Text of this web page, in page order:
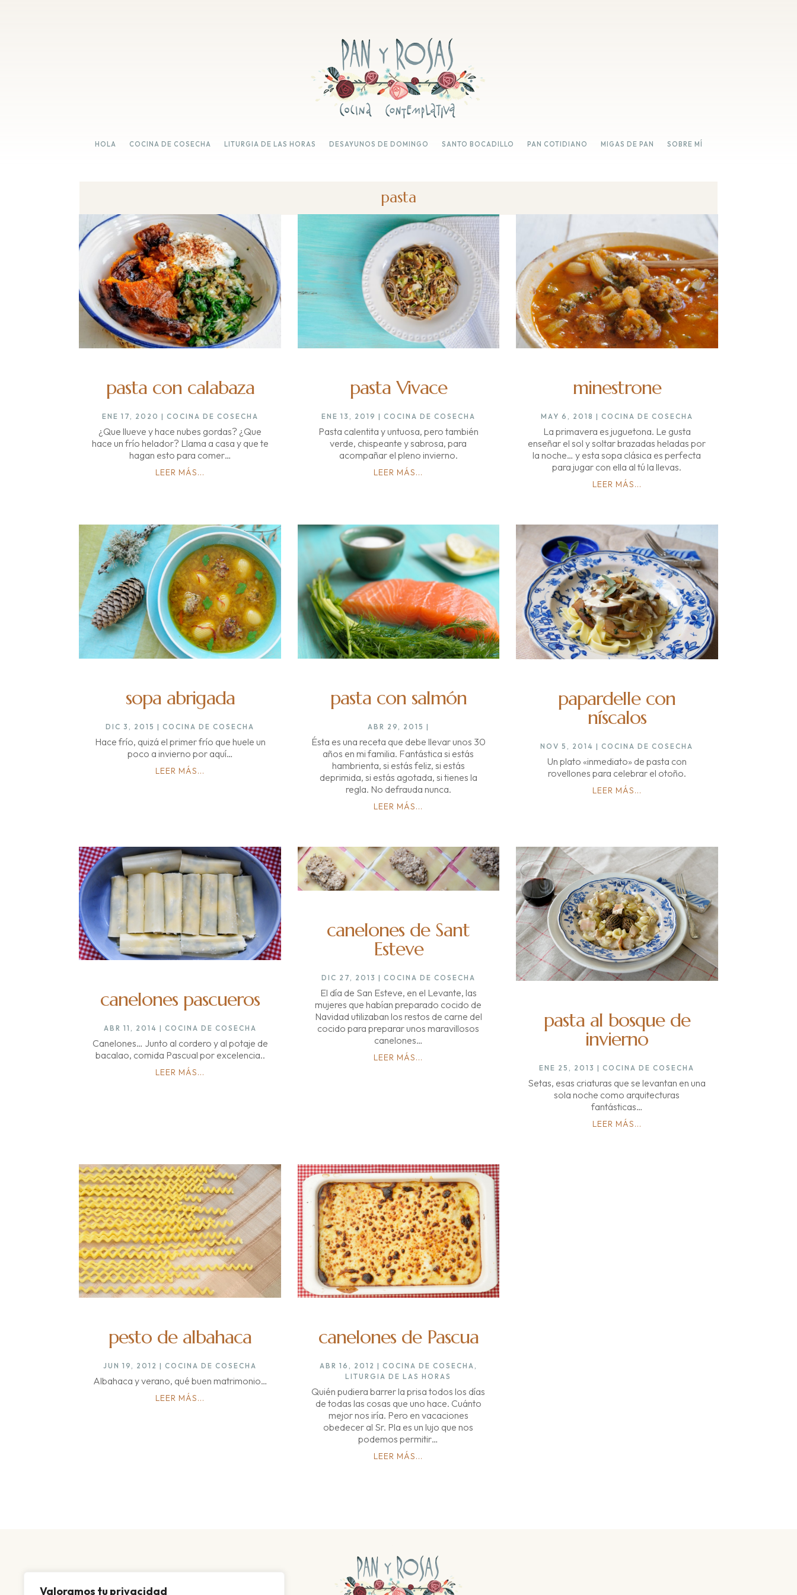
Valoramos tu privacidad
HOLA COCINA DE COSECHA LITURGIA DE LAS HORAS DESAYUNOS DE DOMINGO SANTO BOCADILLO PAN COTIDIANO MIGAS DE PAN SOBRE MÍ
pasta
pasta con calabaza
ENE 17, 2020 | COCINA DE COSECHA
¿Que llueve y hace nubes gordas? ¿Que
hace un frío helador? Llama a casa y que te
hagan esto para comer…
LEER MÁS...
pasta Vivace
ENE 13, 2019 | COCINA DE COSECHA
Pasta calentita y untuosa, pero también
verde, chispeante y sabrosa, para
acompañar el pleno invierno.
LEER MÁS...
minestrone
MAY 6, 2018 | COCINA DE COSECHA
La primavera es juguetona. Le gusta
enseñar el sol y soltar brazadas heladas por
la noche… y esta sopa clásica es perfecta
para jugar con ella al tú la llevas.
LEER MÁS...
sopa abrigada
DIC 3, 2015 |COCINA DE COSECHA
Hace frío, quizá el primer frío que huele un
poco a invierno por aquí…
LEER MÁS...
pasta con salmón
ABR 29, 2015 |
Ésta es una receta que debe llevar unos 30
años en mi familia. Fantástica si estás
hambrienta, si estás feliz, si estás
deprimida, si estás agotada, si tienes la
regla. No defrauda nunca.
LEER MÁS...
papardelle con
níscalos
NOV 5, 2014 |COCINA DE COSECHA
Un plato «inmediato» de pasta con
rovellones para celebrar el otoño.
LEER MÁS...
canelones pascueros
ABR 11, 2014 | COCINA DE COSECHA
Canelones… Junto al cordero y al potaje de
bacalao, comida Pascual por excelencia..
LEER MÁS...
canelones de Sant
Esteve
DIC 27, 2013 | COCINA DE COSECHA
El día de San Esteve, en el Levante, las
mujeres que habían preparado cocido de
Navidad utilizaban los restos de carne del
cocido para preparar unos maravillosos
canelones…
LEER MÁS...
pasta al bosque de
invierno
ENE 25, 2013 |COCINA DE COSECHA
Setas, esas criaturas que se levantan en una
sola noche como arquitecturas
fantásticas…
LEER MÁS...
pesto de albahaca
JUN 19, 2012 |COCINA DE COSECHA
Albahaca y verano, qué buen matrimonio…
LEER MÁS...
canelones de Pascua
ABR 16, 2012 | COCINA DE COSECHA ,
LITURGIA DE LAS HORAS
Quién pudiera barrer la prisa todos los días
de todas las cosas que uno hace. Cuánto
mejor nos iría. Pero en vacaciones
obedecer al Sr. Pla es un lujo que nos
podemos permitir…
LEER MÁS...